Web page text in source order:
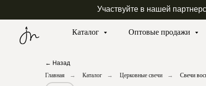
Участвуйте в нашей
Каталог Оптовые продажи
← Назад
Главная
→ Каталог → Церковные свечи → Свечи